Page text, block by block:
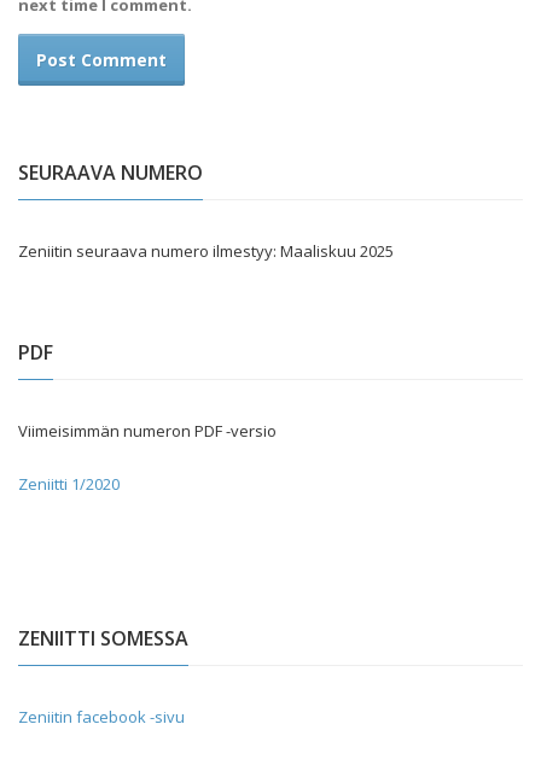
next time I comment.
SEURAAVA NUMERO
Zeniitin seuraava numero ilmestyy: Maaliskuu 2025
PDF
Viimeisimmän numeron PDF -versio
Zeniitti 1/2020
ZENIITTI SOMESSA
Zeniitin facebook -sivu